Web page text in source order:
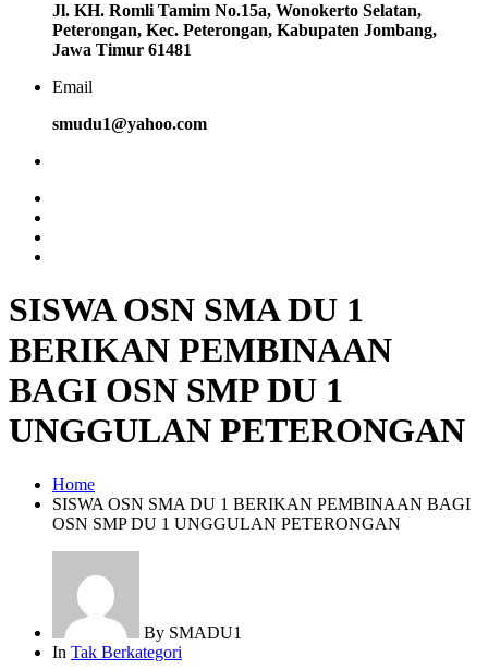
Jl. KH. Romli Tamim No.15a, Wonokerto Selatan,
Peterongan, Kec. Peterongan, Kabupaten Jombang,
Jawa Timur 61481
Email
smudu1@yahoo.com
SISWA OSN SMA DU 1
BERIKAN PEMBINAAN
BAGI OSN SMP DU 1
UNGGULAN PETERONGAN
Home
SISWA OSN SMA DU 1 BERIKAN PEMBINAAN BAGI
OSN SMP DU 1 UNGGULAN PETERONGAN
By SMADU1
In Tak Berkategori